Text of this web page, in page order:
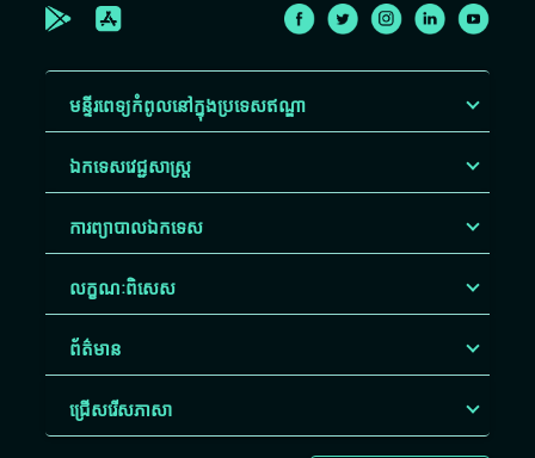
មន្ទីរពេទ្យកំពូលនៅក្នុងប្រទេសឥណ្ឌា
ឯកទេសវេជ្ជសាស្ត្រ
ការព្យាបាលឯកទេស
លក្ខណៈពិសេស
ព័ត៌មាន
ជ្រើសរើស​ភាសា